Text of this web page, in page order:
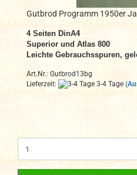
Gutbrod Programm 1950er
4 Seiten DinA4
Superior und Atlas 800
Leichte Gebrauchsspuren,
Art.Nr.: Gutbrod13bg
Lieferzeit:
3-4 Tage